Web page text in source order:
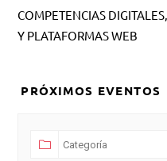
COMPETENCIAS
Y PLATAFORMAS WEB
PRÓXIMOS EVENTOS